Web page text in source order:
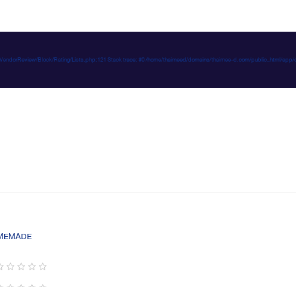
Block/Rating/Lists.php:121 Stack trace: #0 /home/thaimeed/domains/thaimee-d.com/